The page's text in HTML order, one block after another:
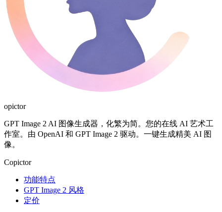
opictor
GPT Image 2 AI 图像生成器，化繁为简。您的在线 AI 艺术工
作室。由 OpenAI 和 GPT Image 2 驱动。一键生成精美 AI 图
像。
Copictor
功能特点
GPT Image 2 风格
定价